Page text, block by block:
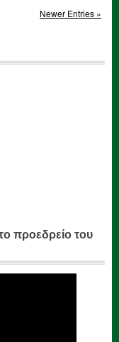
Newer Entries »
προεδρείο του